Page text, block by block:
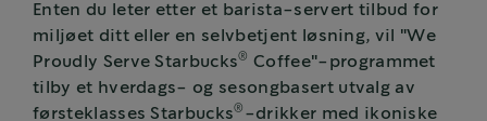
Enten du leter etter et barista-servert tilbud for
miljøet ditt eller en selvbetjent løsning, vil "We
Proudly Serve Starbucks® Coffee"-programmet
tilby et hverdags- og sesongbasert utvalg av
førsteklasses Starbucks® -drikker med ikoniske